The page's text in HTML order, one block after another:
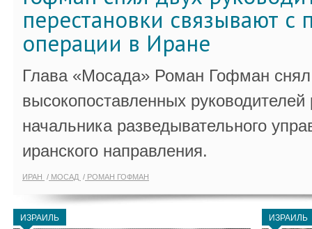
перестановки связывают с
операции в Иране
Глава «Мосада» Роман Гофман снял
высокопоставленных
начальника разведывательного
иранского направления.
ИРАН МОСАД РОМАН ГОФМАН
ИЗРАИЛЬ ИЗРАИЛЬ